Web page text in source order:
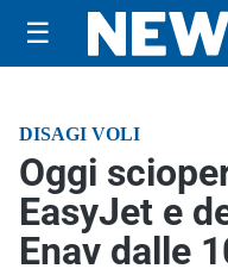
☰
DISAGI VOLI
Oggi
EasyJet e
Enav dalle